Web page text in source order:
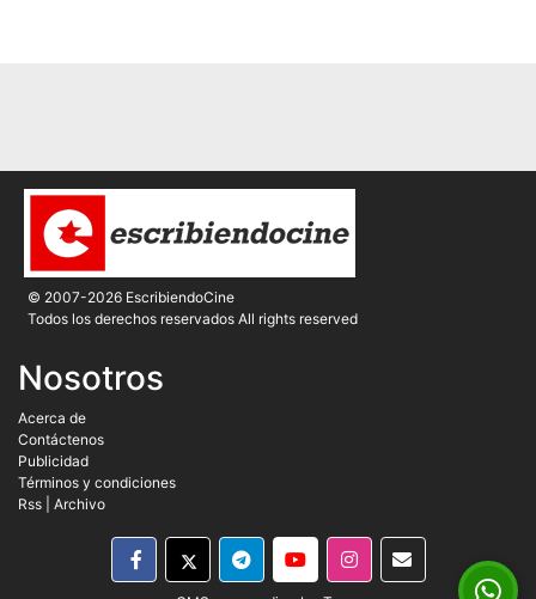
© 2007-2026 EscribiendoCine
Todos los derechos reservados All rights reserved
Nosotros
Acerca de
Contáctenos
Publicidad
Términos y condiciones
Rss
Archivo